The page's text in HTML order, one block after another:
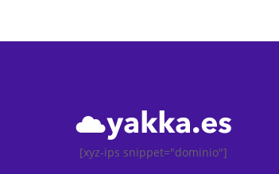
[xyz-ips snippet="dominio"]